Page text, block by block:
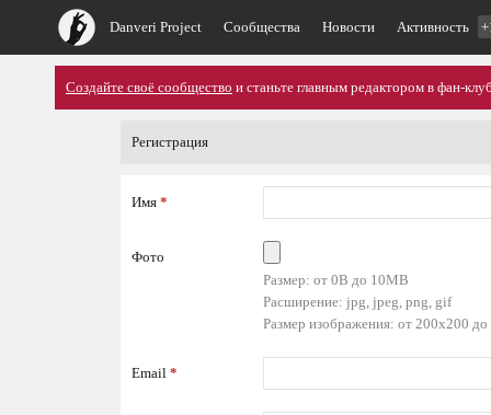
Danveri Project Сообщества Новости Активность
Создайте своё сообщество и станьте главным редактором в фан-
Регистрация
Имя *
Фото
Размер: от 0B до 10MB
Расширение: jpg, jpeg, png, gif
Размер изображения: от 200x200
Email *